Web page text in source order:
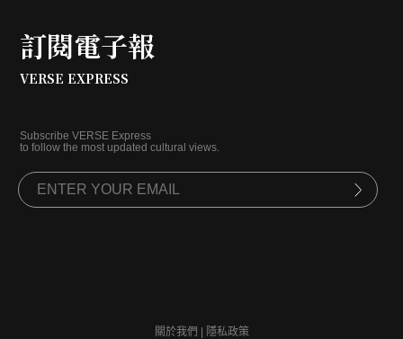
訂閱電子報
VERSE EXPRESS
Subscribe VERSE Express
to follow the most updated cultural views.
關於我們 | 隱私政策